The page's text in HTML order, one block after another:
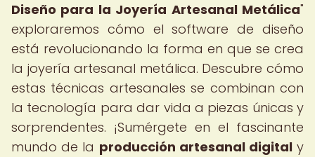
Diseño para la Joyería Artesanal Metálica"
exploraremos cómo el software de diseño
está revolucionando la forma en que se crea
la joyería artesanal metálica. Descubre cómo
estas técnicas artesanales se combinan con
la tecnología para dar vida a piezas únicas y
sorprendentes. ¡Sumérgete en el fascinante
mundo de la producción artesanal digitaly